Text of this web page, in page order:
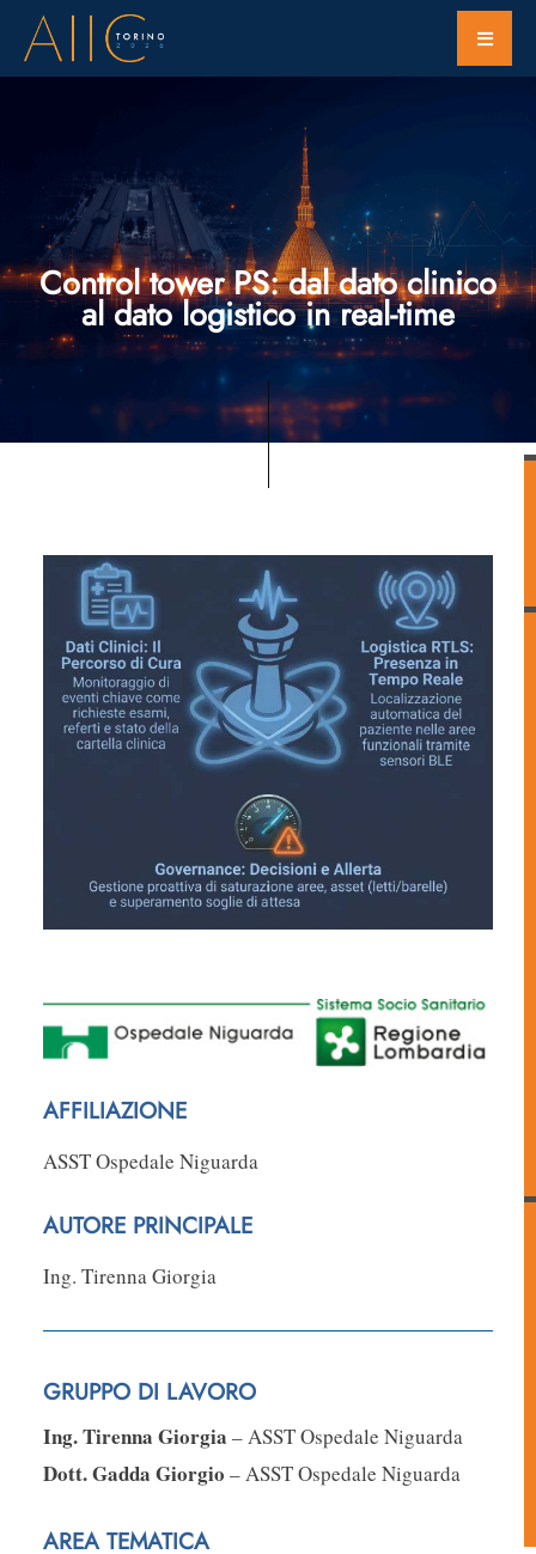
Control tower PS: dal dato clinico
al dato logistico in real-time
AFFILIAZIONE
ASST Ospedale Niguarda
AUTORE PRINCIPALE
Ing. Tirenna Giorgia
GRUPPO DI LAVORO
Ing. Tirenna Giorgia – ASST Ospedale Niguarda
Dott. Gadda Giorgio – ASST Ospedale Niguarda
AREA TEMATICA